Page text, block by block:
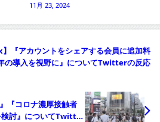
11月 23, 2024
『アカウントをシェアする会員に追加料
の導入を視野に』についてTwitterの反応
『コロナ濃厚接触者
検討』についてTwitter